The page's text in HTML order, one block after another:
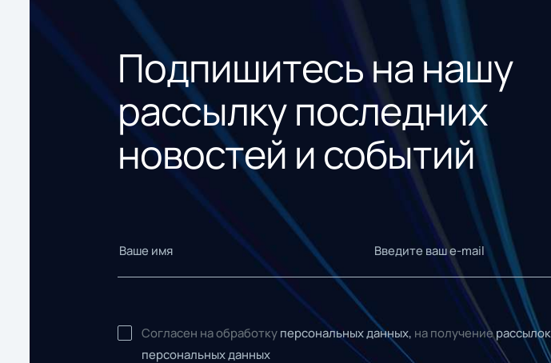
Подпишитесь на нашу
рассылку последних
новостей и событий
Согласен на обработку персональных данных, на получениерассылок
персональных данных